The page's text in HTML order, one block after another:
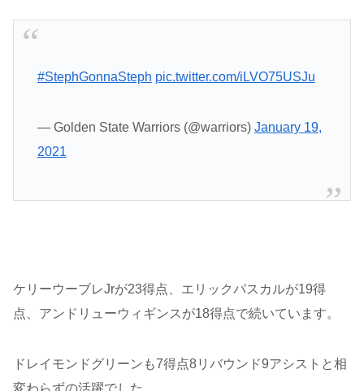
#StephGonnaSteph pic.twitter.com/iLVO75USJu
— Golden State Warriors (@warriors) January 19,
2021
ケリーウーブレJrが23得点、エリックパスカルが19得
点、アンドリューウィギンスが18得点で続いています。
ドレイモンドグリーンも7得点8リバウンド9アシストと相